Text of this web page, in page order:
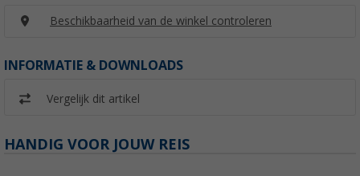
Beschikbaarheid van de winkel controleren
INFORMATIE & DOWNLOADS
Vergelijk dit artikel
HANDIG VOOR JOUW REIS